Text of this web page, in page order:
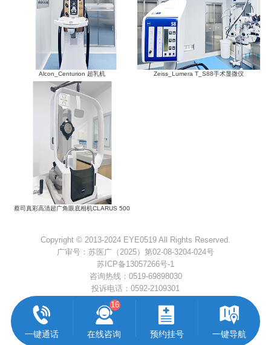
Alcon_Centurion 超乳机 Zeiss_Lumera T_S88手术显微仪
蔡司真彩高清超广角眼底相机CLARUS 500
Copyright © 2013-2024 EYE0519 All Rights Reserved.
广审号：苏医广（2025）第02-08-3204-024号
苏ICP备13057266号-1
咨询热线： 0519-69898030
投诉电话： 0592-2109301
一键通话
16
在线咨询 预约挂号 一键导航